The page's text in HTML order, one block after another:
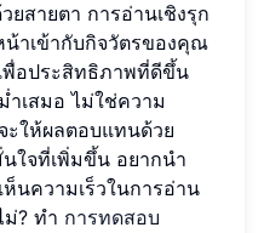
ยสายตา การอ่านเชิงรุก
าเข้ากับกิจวัตรของคุณ
อประสิทธิภาพที่ดีขึ้น
ำเสมอ ไม่ใช่ความ
ให้ผลตอบแทนด้วย
ใจที่เพิ่มขึ้น อยากนำ
นความเร็วในการอ่าน
? ทำ การทดสอบ